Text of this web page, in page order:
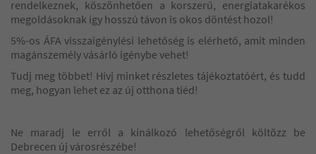
rendelkeznek, köszönhetően a korszerű, energiatakarékos
megoldásoknak így hosszú távon is okos döntést hozol!
5%-os ÁFA visszaigénylési lehetőség is elérhető, amit minden
magánszemély vásárló igénybe vehet!
Tudj meg többet! Hívj minket részletes tájékoztatóért, és tudd
meg, hogyan lehet ez az új otthona tiéd!
Ne maradj le erről a kínálkozó lehetőségről költözz be
Debrecen új városrészébe!